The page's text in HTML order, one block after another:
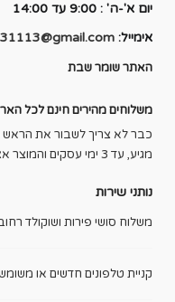
יום א'-ה' : 9:00 עד 14:00
אימייל:
האתר שומר שבת
משלוחים מהירים חינם לכל
כבר לא צריך לשבור את הראש
מגיע, עד 3 ימי עסקים והמוצר אצלך, ללא תוספת תשלום!
נותני שירות
משלוח סושי פירות ושוקולד
קניית טלפונים חדשים או